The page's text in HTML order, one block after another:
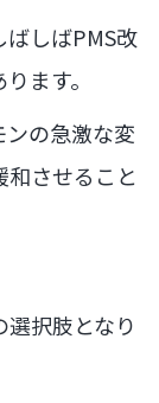
しばPMS改
ます。
の急激な変
させること
択肢となり